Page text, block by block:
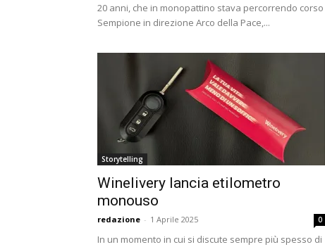
20 anni, che in monopattino stava percorrendo corso
Sempione in direzione Arco della Pace,...
Storytelling
Winelivery lancia etilometro
monouso
redazione - 1 Aprile 2025 0
In un momento in cui si discute sempre più spesso di